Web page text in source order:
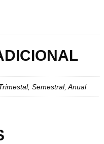
Semestral, Anual